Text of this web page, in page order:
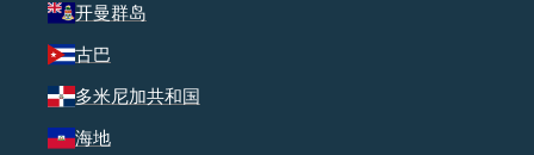
开曼群岛
古巴
多米尼加共和国
海地